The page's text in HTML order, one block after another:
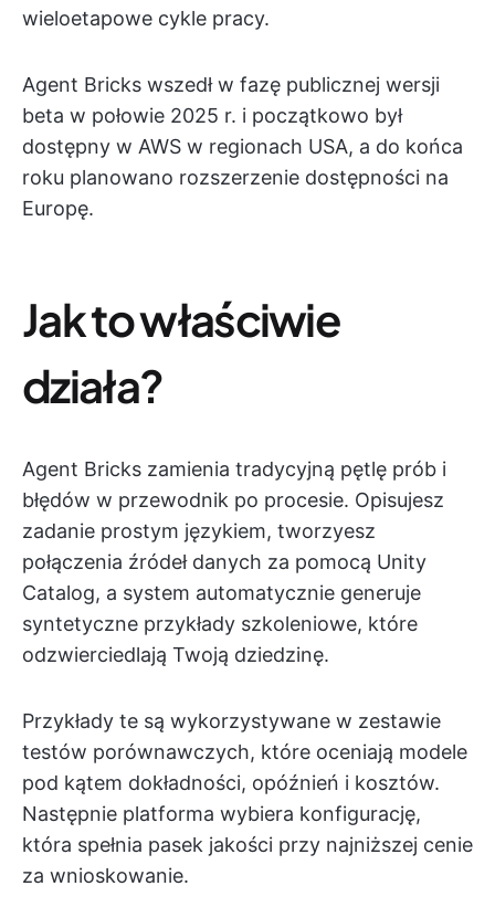
wieloetapowe cykle pracy.
Agent Bricks wszedł w fazę publicznej wersji
beta w połowie 2025 r. i początkowo był
dostępny w AWS w regionach USA, a do końca
roku planowano rozszerzenie dostępności na
Europę.
Jak to właściwie
działa?
Agent Bricks zamienia tradycyjną pętlę prób i
błędów w przewodnik po procesie. Opisujesz
zadanie prostym językiem, tworzyesz
połączenia źródeł danych za pomocą Unity
Catalog, a system automatycznie generuje
syntetyczne przykłady szkoleniowe, które
odzwierciedlają Twoją dziedzinę.
Przykłady te są wykorzystywane w zestawie
testów porównawczych, które oceniają modele
pod kątem dokładności, opóźnień i kosztów.
Następnie platforma wybiera konfigurację,
która spełnia pasek jakości przy najniższej cenie
za wnioskowanie.